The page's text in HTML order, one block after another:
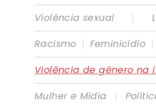
Violência sexual
|
Racismo | Feminicídio |
Violência de gênero na
Mulher e Mídia
|